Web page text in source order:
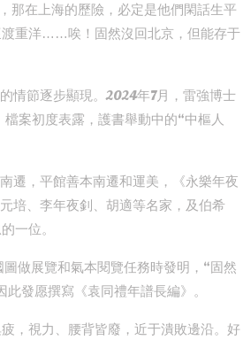
那在上海的歷險，必定是他們閑話生平
渡重洋……唉！固然沒回北京，但能存于
情節逐步顯現。2024年7月，雷強博士
案初度表露，護書舉動中的“中樞人
遷，平館善本南遷和運美，《永樂年夜
培、李年夜釗、胡適等名家，及伯希
一位。
做展覽和氣本閱覽任務時發明，“固然
發愿撰寫《袁同禮年譜長編》。
，視力、腰背皆廢，近于潰敗邊沿。好